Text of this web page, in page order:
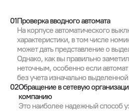
01Проверка вводного автомата
На корпусе автоматического
характеристики, в том числе
может дать представление о
Однако, как вы правильно
неточным, особенно если
без учета изначально
02Обращение в сетевую
компанию
Это наиболее надежный способ